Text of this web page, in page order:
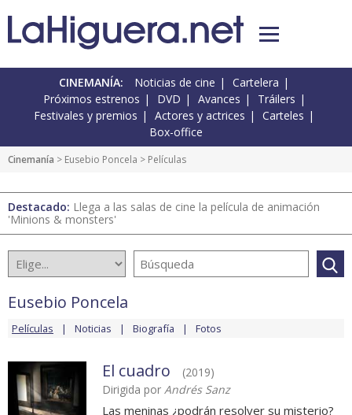
CINEMANÍA: Noticias de cine
Cartelera
Próximos estrenos
DVD Avances
Tráilers
Festivales y premios
Actores y actrices
Carteles
Box-office
Cinemanía > Eusebio Poncela > Películas
Destacado: Llega a las salas de cine la película de animación
'Minions & monsters'
Eusebio Poncela
Películas Noticias Biografía Fotos
El cuadro
(2019)
Dirigida por Andrés Sanz
Las meninas ¿podrán resolver su misterio?